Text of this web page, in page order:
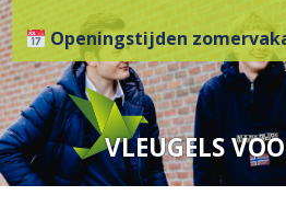
Openingstijden
VLEUGELS